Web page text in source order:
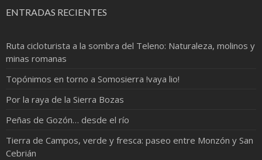
ENTRADAS RECIENTES
Ruta cicloturista a la sombra del Teleno: Naturaleza, molinos y
minas romanas
Topónimos en torno a Somosierra !vaya lio!
Por la raya de la Sierra Bozas
Peñas de Gozón… desde el río
Tierra de Campos, verde y fresca: paseo entre Monzón y San
Cebrián